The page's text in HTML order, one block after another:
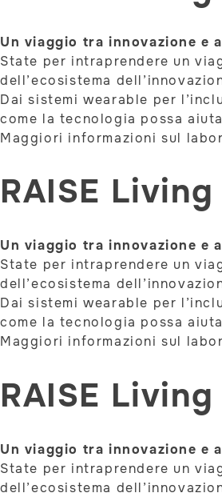
Un viaggio tra innovazione e
State per intraprendere un
dell’ecosistema
Dai sistemi wearable per
come la tecnologia possa
Maggiori informazioni sul
RAISE
Un viaggio tra innovazione e
State per intraprendere un
dell’ecosistema
Dai sistemi wearable per
come la tecnologia possa
Maggiori informazioni sul
RAISE
Un viaggio tra innovazione e
State per intraprendere un
dell’ecosistema